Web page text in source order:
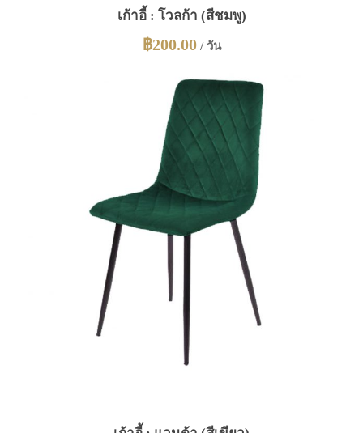
เก้าอี้ : โวลก้า (สีชมพู)
฿200.00/ วัน